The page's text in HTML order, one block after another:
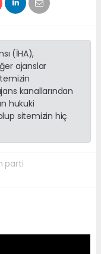
(İHA),
ajanslar
kanallarından
hukuki
sitemizin hiç
parti